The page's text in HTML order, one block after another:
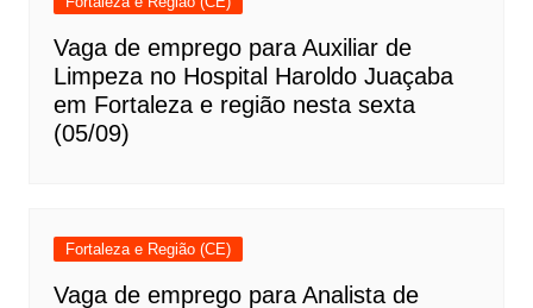
Vaga de emprego para Auxiliar de
Limpeza no Hospital Haroldo Juaçaba
em Fortaleza e região nesta sexta
(05/09)
Fortaleza e Região (CE)
Vaga de emprego para Analista de